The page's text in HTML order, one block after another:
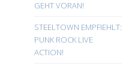
GEHT VORAN!
STEELTOWN EMPFIEHLT:
PUNK ROCK LIVE
ACTION!